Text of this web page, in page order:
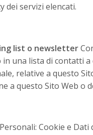
dei servizi elencati.
list o newsletter
una lista di contatti
relative a questo
a questo Sito Web o
Cookie e Dati